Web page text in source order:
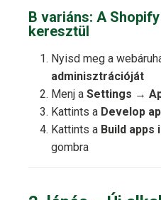
B variáns: A
keresztül
Nyisd meg a
adminisztrációját
Menj a Settings →
Kattints a Develop
Kattints a Build apps
gombra